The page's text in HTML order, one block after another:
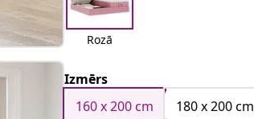
Rozā
Izmērs
160 x 200 cm
180 x 200 cm